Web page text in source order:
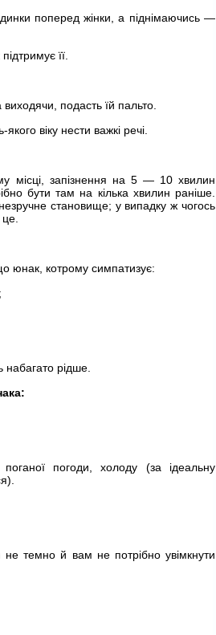
поперед жінки, а піднімаючись —
її.
подасть їй пальто.
віку нести важкі речі.
місці, запізнення на 5 — 10 хвилин
бути там на кілька хвилин раніше.
становище; у випадку ж чогось
юнак, котрому симпатизує:
набагато рідше.
погоди, холоду (за ідеальну
не темно й вам не потрібно увімкнути